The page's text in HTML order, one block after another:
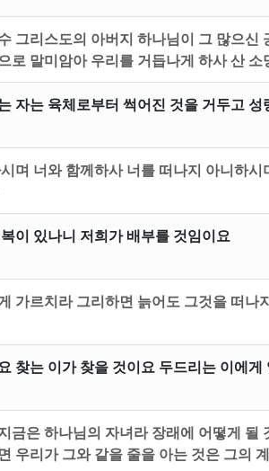
그리스도의 아버지 하나님이 그 많으신
로 말미암아 우리를 거듭나게 하사 산 소
자는 육체로부터 썩어진 것을 거두고
며 너와 함께하사 너를 떠나지 아니하
이 있나니 저희가 배부를 것임이요
가르치라 그리하면 늙어도 그것을 떠나
찾는 이가 찾을 것이요 두드리는 이에게
금은 하나님의 자녀라 장래에 어떻게 될
우리가 그와 같을 줄을 아는 것은 그의